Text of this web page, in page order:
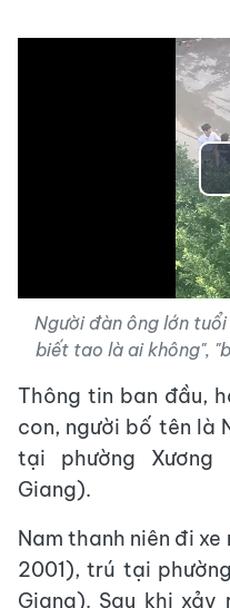
Người đàn ông lớn
biết tao là ai không",
Thông tin ban đầu,
con, người bố tên là
tại phường Xương
Giang).
Nam thanh niên đi xe
2001), trú tại
Giang). Sau khi xảy